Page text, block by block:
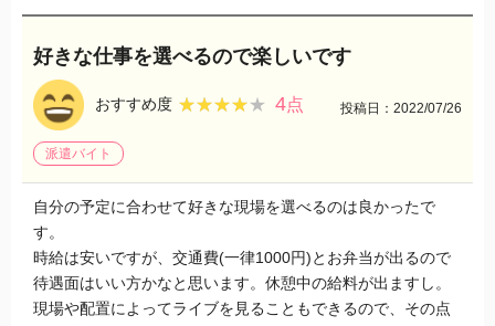
好きな仕事を選べるので楽しいです
おすすめ度 ★★★★★
★★★★★ 4点 投稿日：2022/07/26
派遣バイト
自分の予定に合わせて好きな現場を選べるのは良かったで
す。
時給は安いですが、交通費(一律1000円)とお弁当が出るので
待遇面はいい方かなと思います。休憩中の給料が出ますし。
現場や配置によってライブを見ることもできるので、その点